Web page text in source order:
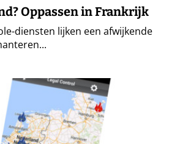
Oppassen in Frankrijk
diensten lijken een afwijkende